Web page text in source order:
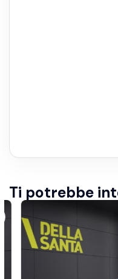
Ti potrebbe